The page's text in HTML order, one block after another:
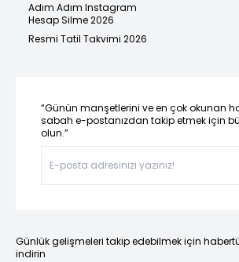
Adım Adım Instagram
Hesap Silme 2026
Resmi Tatil Takvimi 2026
“Günün manşetlerini ve en çok okunan
sabah e-postanızdan takip etmek için
olun.”
Günlük gelişmeleri takip edebilmek için
indirin